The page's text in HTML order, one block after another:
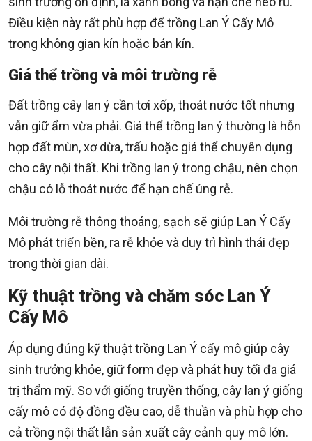
Điều kiện này rất phù hợp để trồng Lan Ý Cấy Mô
trong không gian kín hoặc bán kín.
Giá thể trồng và môi trường rễ
Đất trồng cây lan ý cần tơi xốp, thoát nước tốt nhưng
vẫn giữ ẩm vừa phải. Giá thể trồng lan ý thường là hỗn
hợp đất mùn, xơ dừa, trấu hoặc giá thể chuyên dụng
cho cây nội thất. Khi trồng lan ý trong chậu, nên chọn
chậu có lỗ thoát nước để hạn chế úng rễ.
Môi trường rễ thông thoáng, sạch sẽ giúp Lan Ý Cấy
Mô phát triển bền, ra rễ khỏe và duy trì hình thái đẹp
trong thời gian dài.
Kỹ thuật trồng và chăm sóc Lan Ý
Cấy Mô
Áp dụng đúng kỹ thuật trồng Lan Ý cấy mô giúp cây
sinh trưởng khỏe, giữ form đẹp và phát huy tối đa giá
trị thẩm mỹ. So với giống truyền thống, cây lan ý giống
cấy mô có độ đồng đều cao, dễ thuần và phù hợp cho
cả trồng nội thất lẫn sản xuất cây cảnh quy mô lớn.